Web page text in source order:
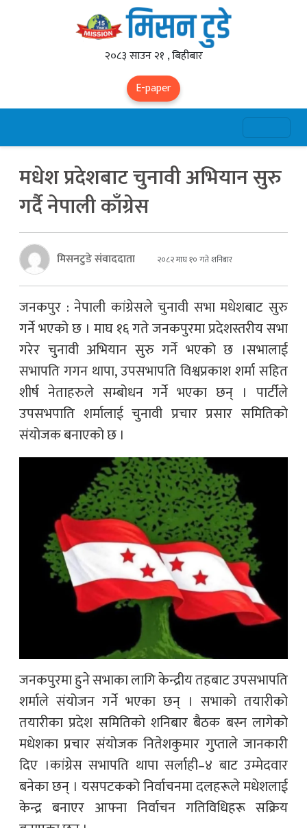
२०८३ साउन २१ , बिहीबार
E-paper
मधेश प्रदेशबाट चुनावी अभियान सुरु
गर्दै नेपाली काँग्रेस
मिसनटुडे संवाददाता २०८२ माघ १० गते शनिबार
जनकपुर : नेपाली कांग्रेसले चुनावी सभा मधेशबाट सुरु
गर्ने भएको छ । माघ १६ गते जनकपुरमा प्रदेशस्तरीय सभा
गरेर चुनावी अभियान सुरु गर्ने भएको छ ।सभालाई
सभापति गगन थापा, उपसभापति विश्वप्रकाश शर्मा सहित
शीर्ष नेताहरुले सम्बोधन गर्ने भएका छन् । पार्टीले
उपसभपाति शर्मालाई चुनावी प्रचार प्रसार समितिको
संयोजक बनाएको छ ।
जनकपुरमा हुने सभाका लागि केन्द्रीय तहबाट उपसभापति
शर्माले संयोजन गर्ने भएका छन् । सभाको तयारीको
तयारीका प्रदेश समितिको शनिबार बैठक बस्न लागेको
मधेशका प्रचार संयोजक नितेशकुमार गुप्ताले जानकारी
दिए ।कांग्रेस सभापति थापा सर्लाही–४ बाट उम्मेदवार
बनेका छन् । यसपटकको निर्वाचनमा दलहरूले मधेशलाई
केन्द्र बनाएर आफ्ना निर्वाचन गतिविधिहरू सक्रिय